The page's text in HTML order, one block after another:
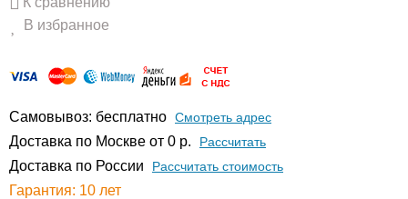
В избранное
Самовывоз: бесплатно Смотреть адрес
Доставка по Москве от 0 р. Расcчитать
Доставка по России Рассчитать стоимость
Гарантия: 10 лет